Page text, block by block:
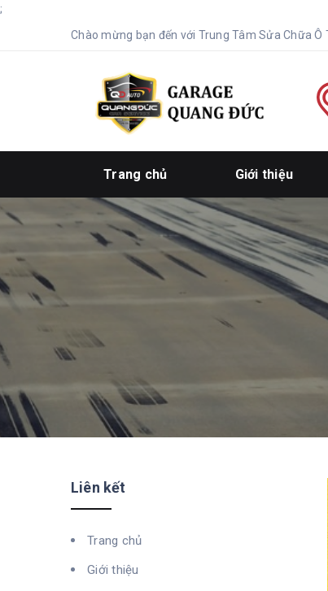
;
Chào mừng bạn đến với Trung Tâm Sửa Chữa Ô
Trang chủ Giới thiệu
Liên kết
Trang chủ
Giới thiệu